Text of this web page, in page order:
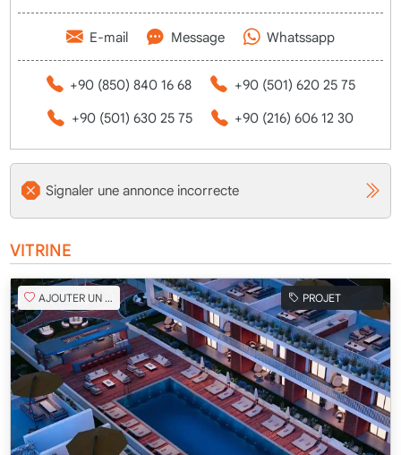
E-mail Message Whatssapp
+90 (850) 840 16 68 +90 (501) 620 25 75
+90 (501) 630 25 75 +90 (216) 606 12 30
Signaler une annonce incorrecte
VITRINE
AJOUTER UN FAVORI PROJET